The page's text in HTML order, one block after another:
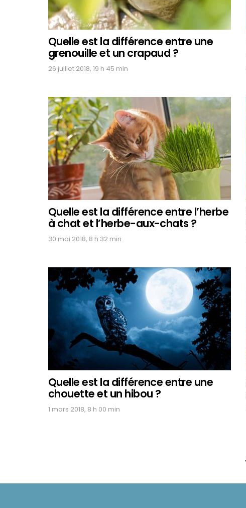
Quelle est la différence entre une
grenouille et un crapaud ?
26 juillet 2018, 19 h 45 min
Quelle est la différence entre l’herbe
à chat et l’herbe-aux-chats ?
30 mai 2018, 8 h 32 min
Quelle est la différence entre une
chouette et un hibou ?
1 mars 2018, 8 h 00 min